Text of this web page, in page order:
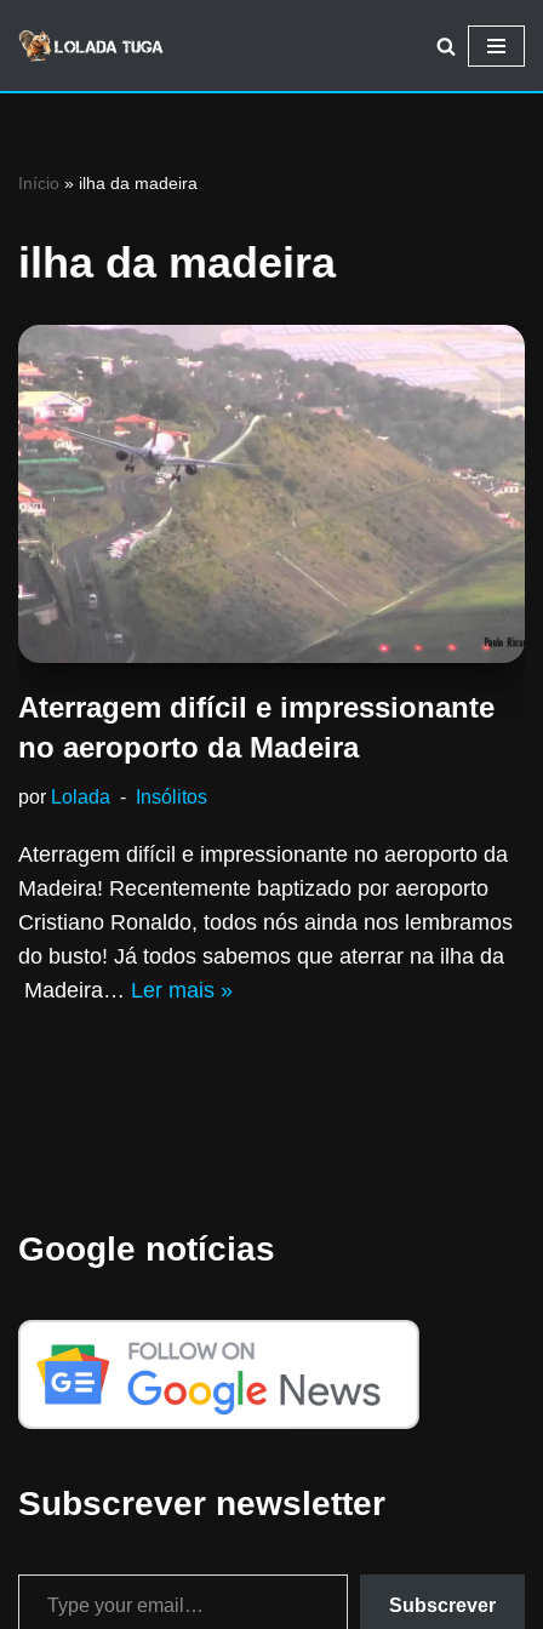
Avançar
Início » ilha da madeira
ilha da madeira
Aterragem difícil e impressionante
no aeroporto da Madeira
por Lolada Insólitos
Aterragem difícil e impressionante no aeroporto da
Madeira! Recentemente baptizado por aeroporto
Cristiano Ronaldo, todos nós ainda nos lembramos
do busto! Já todos sabemos que aterrar na ilha da
Madeira… Ler mais »
Google notícias
Subscrever newsletter
Subscrever